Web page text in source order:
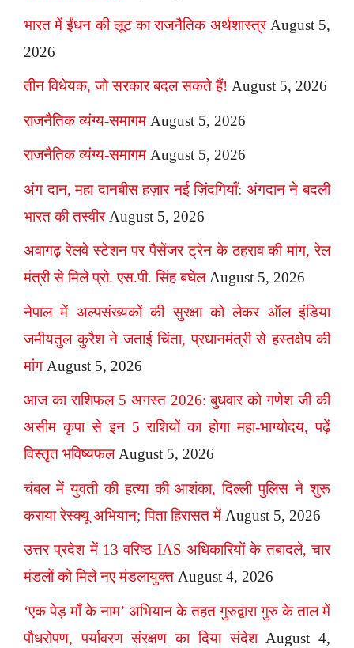
भारत में ईंधन की लूट का राजनैतिक अर्थशास्त्र August 5,
2026
तीन विधेयक, जो सरकार बदल सकते हैं! August 5, 2026
राजनैतिक व्यंग्य-समागम August 5, 2026
राजनैतिक व्यंग्य-समागम August 5, 2026
अंग दान, महा दानबीस हज़ार नई ज़िंदगियाँ: अंगदान ने बदली
भारत की तस्वीर August 5, 2026
अवागढ़ रेलवे स्टेशन पर पैसेंजर ट्रेन के ठहराव की मांग, रेल
मंत्री से मिले प्रो. एस.पी. सिंह बघेल August 5, 2026
नेपाल में अल्पसंख्यकों की सुरक्षा को लेकर ऑल इंडिया
जमीयतुल कुरैश ने जताई चिंता, प्रधानमंत्री से हस्तक्षेप की
मांग August 5, 2026
आज का राशिफल 5 अगस्त 2026: बुधवार को गणेश जी की
असीम कृपा से इन 5 राशियों का होगा महा-भाग्योदय, पढ़ें
विस्तृत भविष्यफल August 5, 2026
चंबल में युवती की हत्या की आशंका, दिल्ली पुलिस ने शुरू
कराया रेस्क्यू अभियान; पिता हिरासत में August 5, 2026
उत्तर प्रदेश में 13 वरिष्ठ IAS अधिकारियों के तबादले, चार
मंडलों को मिले नए मंडलायुक्त August 4, 2026
‘एक पेड़ माँ के नाम’ अभियान के तहत गुरुद्वारा गुरु के ताल में
पौधरोपण, पर्यावरण संरक्षण का दिया संदेश August 4,